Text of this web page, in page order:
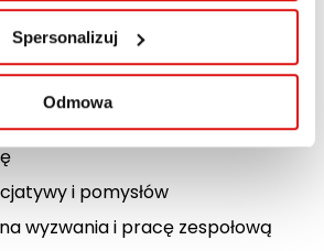
Spersonalizuj
Odmowa
i otwartych na
i pomysłów
wyzwania i pracę zespołową